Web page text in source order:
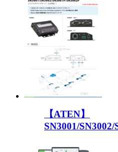
【ATEN】
SN3001/SN3002/